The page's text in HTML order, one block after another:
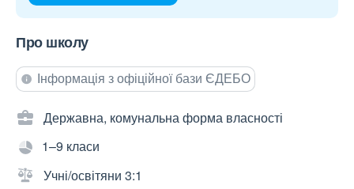
Про школу
Інформація з офіційної бази ЄДЕБО
Державна, комунальна форма власності
1–9 класи
Учні/освітяни 3:1